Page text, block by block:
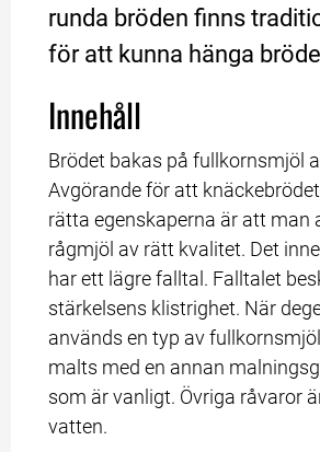
runda bröden finns
för att kunna hänga
Innehåll
Brödet bakas på fullkornsmjöl
Avgörande för att
rätta egenskaperna är att man
rågmjöl av rätt kvalitet. Det
har ett lägre falltal. Falltalet
stärkelsens klistrighet. När
används en typ av
malts med en annan
som är vanligt. Övriga råvaror
vatten.